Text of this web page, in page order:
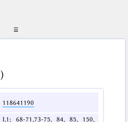
☰
118641190
I,1; 68-71,73-75, 84, 85, 150,